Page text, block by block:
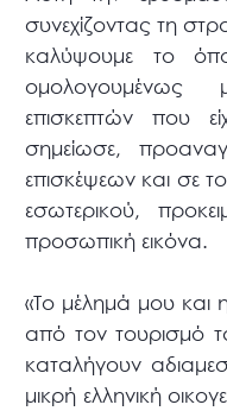
συνεχίζοντας τη
καλύψουμε το
επισκεπτών που
σημείωσε,
επισκέψεων και σε
εσωτερικού,
προσωπική εικόνα.
«Το μέλημά μου και
από τον τουρισμό
καταλήγουν
μικρή ελληνική